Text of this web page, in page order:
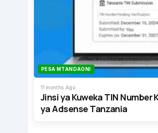
PESA MTANDAONI
11 months Ago
Jinsi ya Kuweka TIN Number
ya Adsense Tanzania